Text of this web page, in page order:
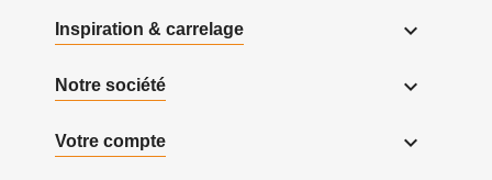
Inspiration & carrelage 
Notre société 
Votre compte 